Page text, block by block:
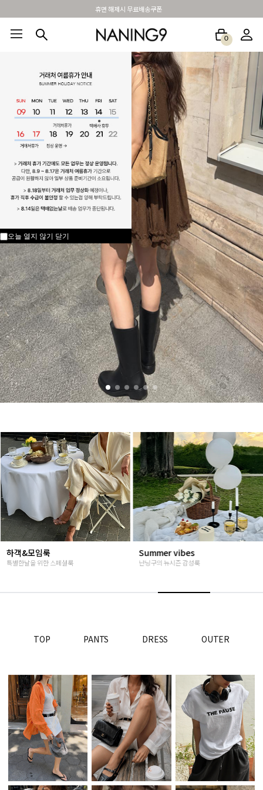
BEST 포토리뷰 - 매주 2명추첨 3만원쿠폰
0
썸머여행룩 아울렛 하객&모임룩
&모임룩
한날을 위한 스페셜룩
Summer vibes
난닝구의 뉴시즌 감성룩
TOP PANTS DRESS OUTER
오늘 열지 않기 닫기